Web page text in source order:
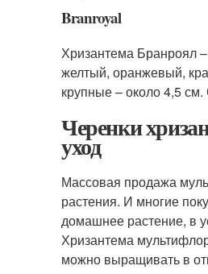
Branroyal
Хризантема Бранроял
желтый, оранжевый,
крупные – около 4,5 см.
Черенки
уход
Массовая продажа
растения. И многие
домашнее растение, в
Хризантема
можно выращивать в